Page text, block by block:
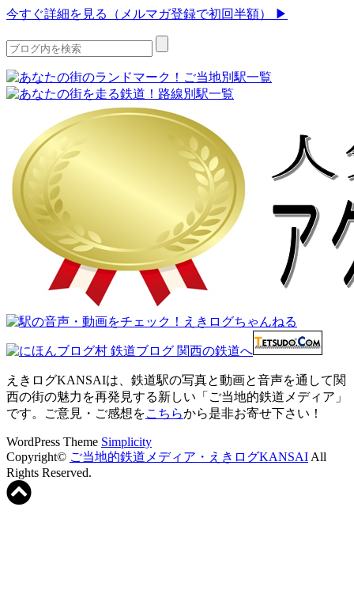
今すぐ詳細を見る（メルマガ登録で初回半額） ▶
えきログKANSAIは、鉄道駅の写真と動画と音声を通して関
西の街の魅力を再発見する新しい「ご当地的鉄道メディア」
です。ご意見・ご感想をこちらから是非お寄せ下さい！
WordPress Theme Simplicity
Copyright© ご当地的鉄道メディア・えきログKANSAI All
Rights Reserved.